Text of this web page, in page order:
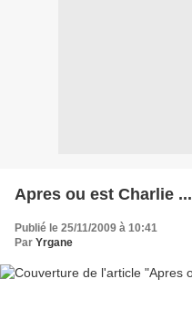
Apres ou est Charlie ...
Publié le 25/11/2009 à 10:41
Par Yrgane